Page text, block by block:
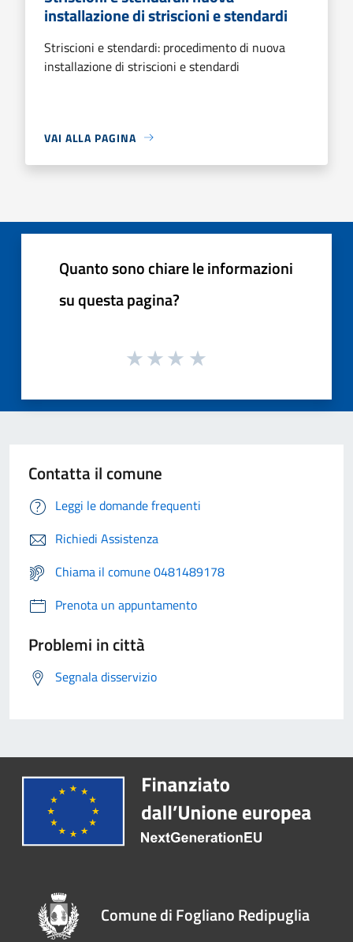
installazione di striscioni e stendardi
Striscioni e stendardi: procedimento di nuova
installazione di striscioni e stendardi
VAI ALLA PAGINA
Quanto sono chiare le informazioni
su questa pagina?
Contatta il comune
Leggi le domande frequenti
Richiedi Assistenza
Chiama il comune 0481489178
Prenota un appuntamento
Problemi in città
Segnala disservizio
Comune di Fogliano Redipuglia